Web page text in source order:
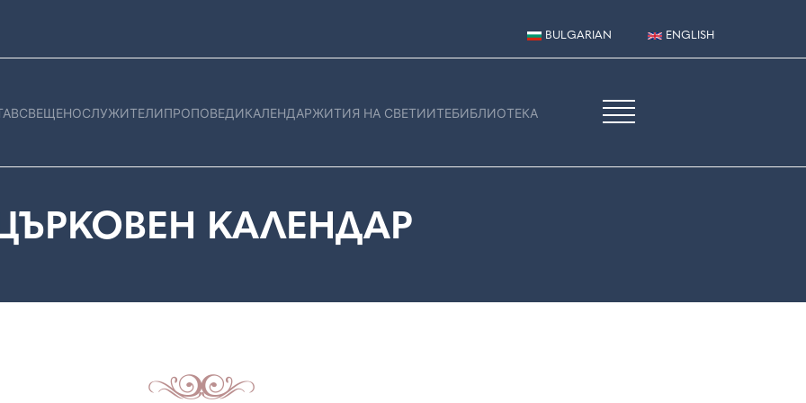
BULGARIAN ENGLISH
СВЕЩЕНОСЛУЖИТЕЛИПРОПОВЕДИКАЛЕНДАРЖИТИЯ НА СВЕТИИТЕБИБЛИОТЕКА
КАЛЕНДАР